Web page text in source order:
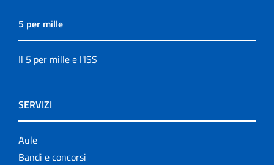
5 per mille
Il 5 per mille e l'ISS
SERVIZI
Aule
Bandi e concorsi